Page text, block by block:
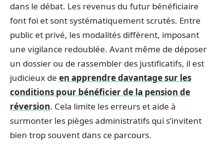
dans le débat. Les revenus du futur bénéficiaire
font foi et sont systématiquement scrutés. Entre
public et privé, les modalités diffèrent, imposant
une vigilance redoublée. Avant même de déposer
un dossier ou de rassembler des justificatifs, il est
judicieux de en apprendre davantage sur les
conditions pour bénéficier de la pension de
réversion. Cela limite les erreurs et aide à
surmonter les pièges administratifs qui s’invitent
bien trop souvent dans ce parcours.